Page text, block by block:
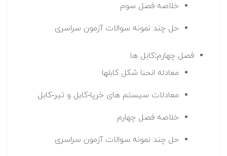
خلاصه فصل سوم
حل چند نمونه سوالات آزمون سراسری
فصل چهارم:کابل ها
معادله انحنا شکل کابلها
معادلات سیستم های خرپا-کابل و تیر-کابل
خلاصه فصل چهارم
حل چند نمونه سوالات آزمون سراسری